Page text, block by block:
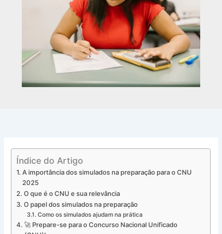
Índice do Artigo
A importância dos simulados na preparação para o CNU
2025
O que é o CNU e sua relevância
O papel dos simulados na preparação
Como os simulados ajudam na prática
🚀 Prepare-se para o Concurso Nacional Unificado